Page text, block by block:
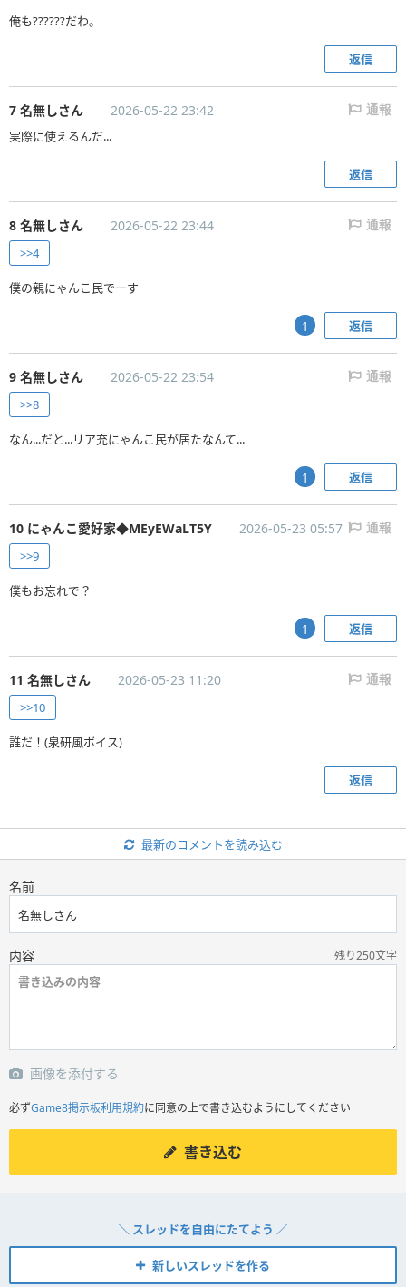
俺も??????だわ。
返信
7 名無しさん 2026-05-22 23:42 通報
実際に使えるんだ...
返信
8 名無しさん 2026-05-22 23:44 通報
>>4
僕の親にゃんこ民でーす
返信
1
9 名無しさん 2026-05-22 23:54 通報
>>8
なん...だと...リア充にゃんこ民が居たなんて...
返信
1
10 にゃんこ愛好家◆MEyEWaLT5Y 2026-05-23 05:57 通報
>>9
僕もお忘れで？
返信
1
11 名無しさん 2026-05-23 11:20 通報
>>10
誰だ！(泉研風ボイス)
返信
最新のコメントを読み込む
名前
内容 残り250文字
画像を添付する
必ずGame8掲示板利用規約に同意の上で書き込むようにしてください
書き込む
＼ スレッドを自由にたてよう ／
新しいスレッドを作る